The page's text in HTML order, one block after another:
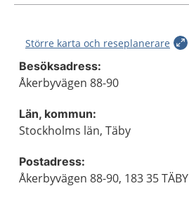
Större karta och reseplanerare
Besöksadress:
Åkerbyvägen 88-90
Län, kommun:
Stockholms län, Täby
Postadress:
Åkerbyvägen 88-90, 183 35 TÄBY